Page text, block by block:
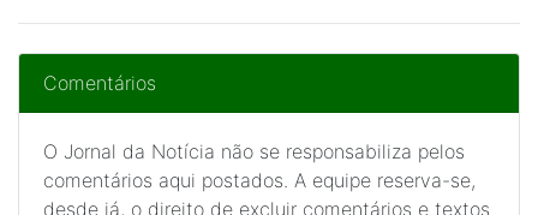
Comentários
O Jornal da Notícia não se responsabiliza pelos
comentários aqui postados. A equipe reserva-se,
desde já, o direito de excluir comentários e textos